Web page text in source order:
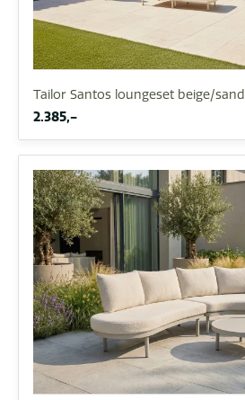
Tailor Santos loungeset beige/sand
2.385,-